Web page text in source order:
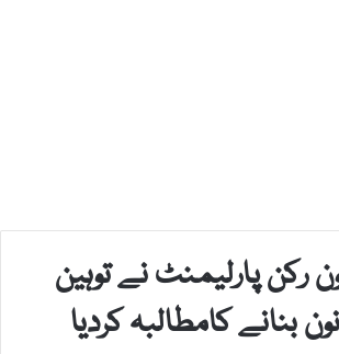
رکن پارلیمنٹ نے توہین
بنانے کامطالبہ کردیا